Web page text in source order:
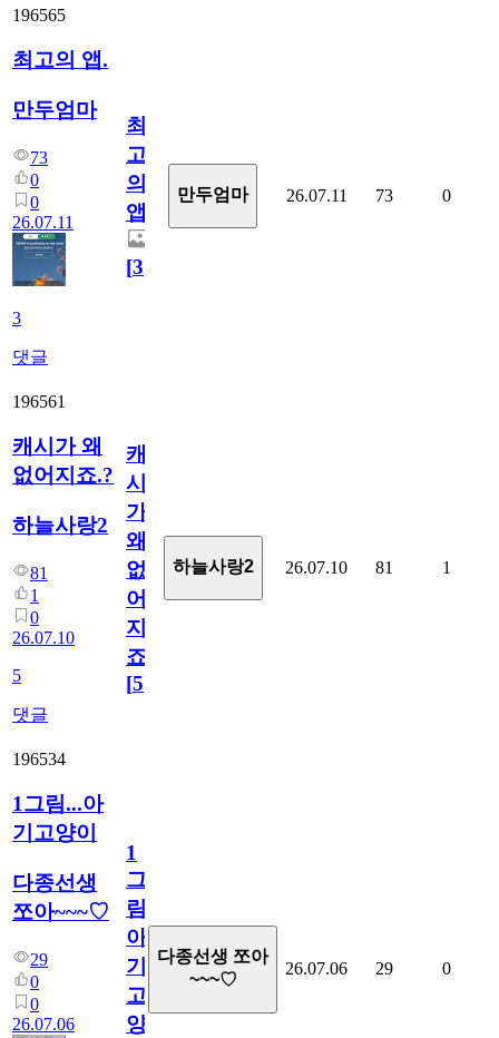
196565
최고의 앱.
만두엄마
73
0
0
26.07.11
3
댓글
최
고
의
앱.
[3]
만두엄마 26.07.11 73 0
196561
캐시가 왜
없어지죠.?
하늘사랑2
81
1
0
26.07.10
5
댓글
캐
시
가
왜
없
어
지
죠.?
[5]
하늘사랑2 26.07.10 81 1
196534
1그림...아
기고양이
다종선생
쪼아~~~♡
29
0
0
26.07.06
1
그
림...
아
기
고
양
다종선생 쪼아
~~~♡
26.07.06 29 0